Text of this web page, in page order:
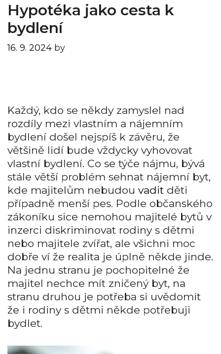
Hypotéka jako cesta k
bydlení
16. 9. 2024 by
Každý, kdo se někdy zamyslel nad
rozdíly mezi vlastním a nájemním
bydlení došel nejspíš k závěru, že
většině lidí bude vždycky vyhovovat
vlastní bydlení. Co se týče nájmu, bývá
stále větší problém sehnat nájemní byt,
kde majitelům nebudou vadit děti
případně menší pes. Podle občanského
zákoníku sice nemohou majitelé bytů v
inzerci diskriminovat rodiny s dětmi
nebo majitele zvířat, ale všichni moc
dobře ví že realita je úplně někde jinde.
Na jednu stranu je pochopitelné že
majitel nechce mít zničený byt, na
stranu druhou je potřeba si uvědomit
že i rodiny s dětmi někde potřebuji
bydlet.